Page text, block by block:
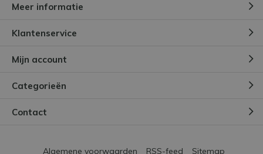
Meer informatie
Klantenservice
Mijn account
Categorieën
Contact
Algemene voorwaarden RSS-feed Sitemap